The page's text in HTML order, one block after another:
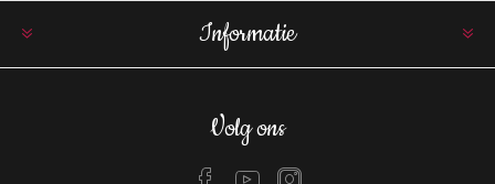
Informatie
Volg ons